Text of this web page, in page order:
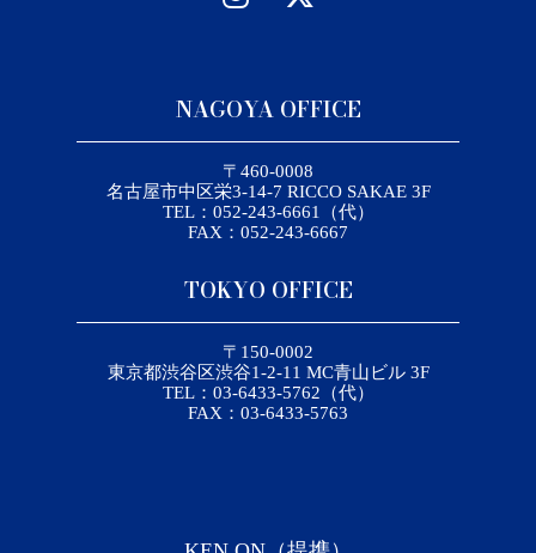
NAGOYA OFFICE
〒460-0008
名古屋市中区栄3-14-7 RICCO SAKAE 3F
TEL：052-243-6661（代）
FAX：052-243-6667
TOKYO OFFICE
〒150-0002
東京都渋谷区渋谷1-2-11 MC青山ビル 3F
TEL：03-6433-5762（代）
FAX：03-6433-5763